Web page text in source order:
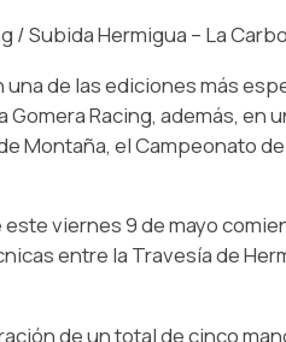
/ Subida Hermigua – La
de las ediciones más
Racing, además,
Montaña, el Campeonato
viernes 9 de mayo
entre la Travesía de
de un total de cinco